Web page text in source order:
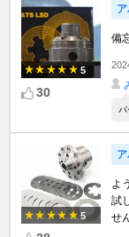
5
30
備
5
よ
試
せ